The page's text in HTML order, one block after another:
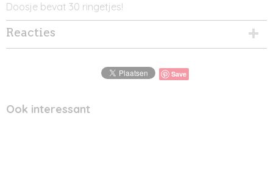
Doosje bevat 30 ringetjes!
Reacties
Save
Ook interessant